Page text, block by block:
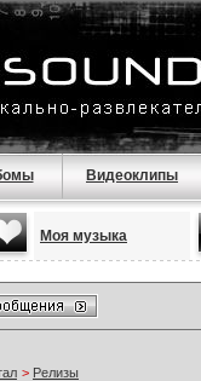
Видеоклипы
Моя музыка
> Релизы